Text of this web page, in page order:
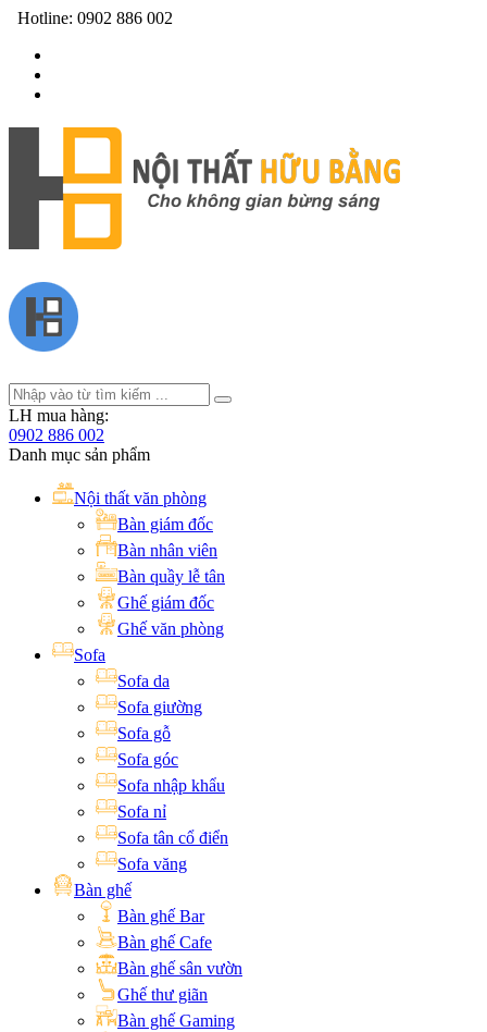
Hotline: 0902 886 002
LH mua hàng:
0902 886 002
Danh mục sản phẩm
Nội thất văn phòng
Bàn giám đốc
Bàn nhân viên
Bàn quầy lễ tân
Ghế giám đốc
Ghế văn phòng
Sofa
Sofa da
Sofa giường
Sofa gỗ
Sofa góc
Sofa nhập khẩu
Sofa nỉ
Sofa tân cổ điển
Sofa văng
Bàn ghế
Bàn ghế Bar
Bàn ghế Cafe
Bàn ghế sân vườn
Ghế thư giãn
Bàn ghế Gaming